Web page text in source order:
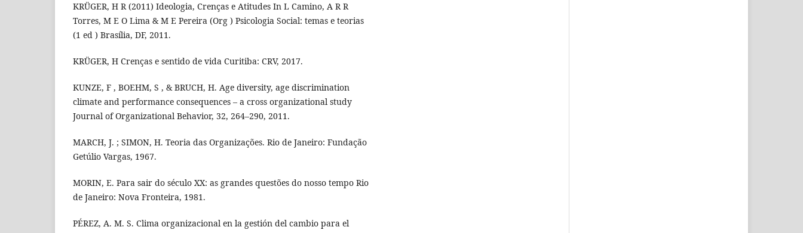
KRÜGER, H R (2011) Ideologia, Crenças e Atitudes In L Camino, A R R
Torres, M E O Lima & M E Pereira (Org ) Psicologia Social: temas e teorias
(1 ed ) Brasília, DF, 2011.
KRÜGER, H Crenças e sentido de vida Curitiba: CRV, 2017.
KUNZE, F , BOEHM, S , & BRUCH, H. Age diversity, age discrimination
climate and performance consequences – a cross organizational study
Journal of Organizational Behavior, 32, 264–290, 2011.
MARCH, J. ; SIMON, H. Teoria das Organizações. Rio de Janeiro: Fundação
Getúlio Vargas, 1967.
MORIN, E. Para sair do século XX: as grandes questões do nosso tempo Rio
de Janeiro: Nova Fronteira, 1981.
PÉREZ, A. M. S. Clima organizacional en la gestión del cambio para el